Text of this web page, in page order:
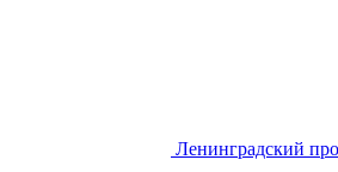
Ленинградский